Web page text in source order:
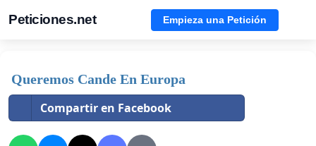
Peticiones.net Empieza una Petición
Queremos Cande En Europa
Compartir en Facebook